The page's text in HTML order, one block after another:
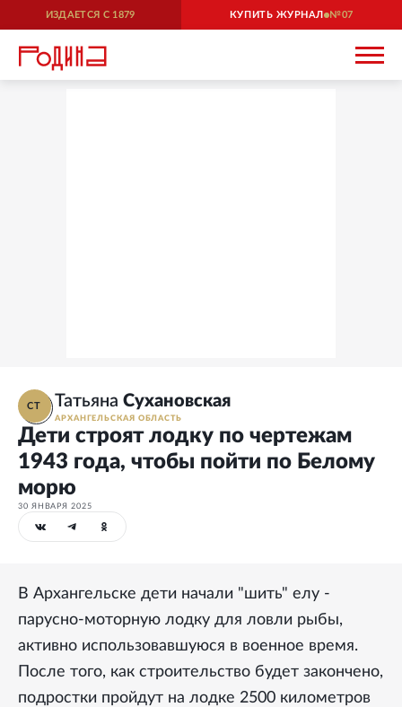
ИЗДАЕТСЯ С 1879 КУПИТЬ ЖУРНАЛ 07
СТ Татьяна Сухановская
АРХАНГЕЛЬСКАЯ ОБЛАСТЬ
Дети строят лодку по чертежам
1943 года, чтобы пойти по Белому
морю
30 ЯНВАРЯ 2025
В Архангельске дети начали "шить" елу -
парусно-моторную лодку для ловли рыбы,
активно использовавшуюся в военное время.
После того, как строительство будет закончено,
подростки пройдут на лодке 2500 километров